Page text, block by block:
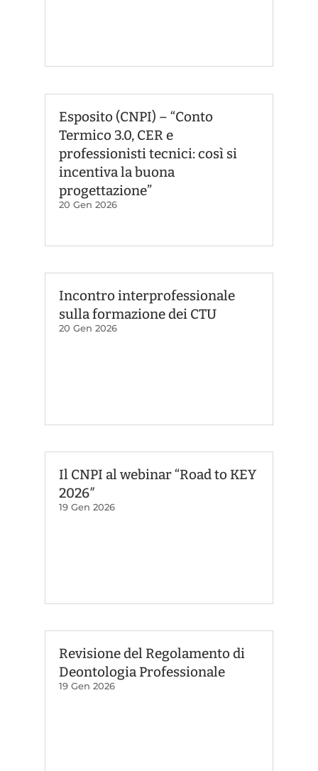
Esposito (CNPI) – “Conto
Termico 3.0, CER e
professionisti tecnici: così si
incentiva la buona
progettazione”
20 Gen 2026
Incontro interprofessionale
sulla formazione dei CTU
20 Gen 2026
Il CNPI al webinar “Road to KEY
2026″
19 Gen 2026
Revisione del Regolamento di
Deontologia Professionale
19 Gen 2026